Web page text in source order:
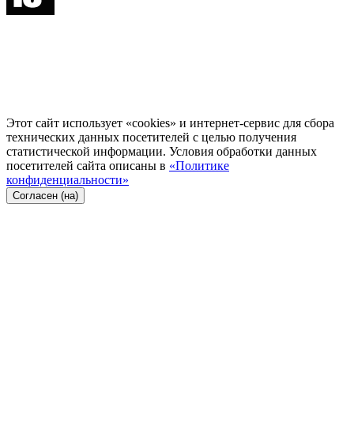
Этот сайт использует «cookies» и интернет-сервис для сбора
технических данных посетителей с целью получения
статистической информации. Условия обработки данных
посетителей сайта описаны в «Политике
конфиденциальности»
Согласен (на)